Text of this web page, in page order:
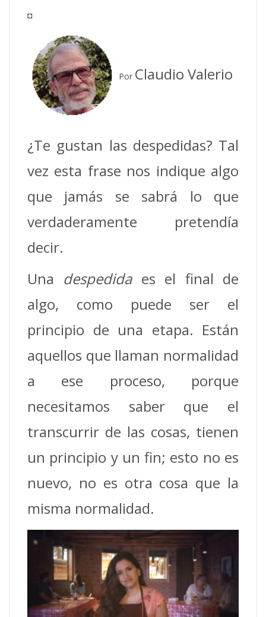
◘
Por Claudio Valerio
¿Te gustan las despedidas? Tal
vez esta frase nos indique algo
que jamás se sabrá lo que
verdaderamente pretendía
decir.
Una despedidaes el final de
algo, como puede ser el
principio de una etapa. Están
aquellos que llaman normalidad
a ese proceso, porque
necesitamos saber que el
transcurrir de las cosas, tienen
un principio y un fin; esto no es
nuevo, no es otra cosa que la
misma normalidad.